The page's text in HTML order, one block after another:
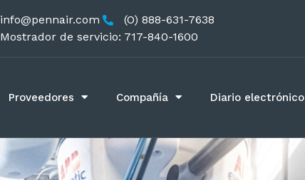
info@pennair.com
(O) 888-631-7638
Mostrador de servicio: 717-840-1600
Proveedores Compañía Diario electrónico